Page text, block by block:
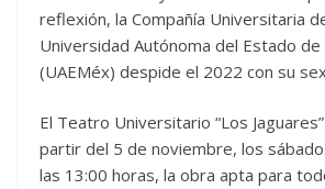
reflexión, la Compañía Universitaria
Universidad Autónoma del Estado de
(UAEMéx) despide el 2022 con su
El Teatro Universitario “Los
partir del 5 de noviembre, los
las 13:00 horas, la obra apta para